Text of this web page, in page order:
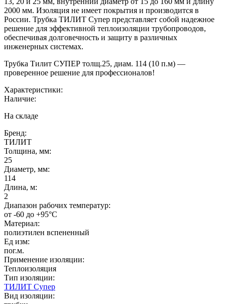
2000 мм. Изоляция не имеет покрытия и производится в
России. Трубка ТИЛИТ Супер представляет собой надежное
решение для эффективной теплоизоляции трубопроводов,
обеспечивая долговечность и защиту в различных
инженерных системах.
Трубка Тилит СУПЕР толщ.25, диам. 114 (10 п.м) —
проверенное решение для профессионалов!
Характеристики:
Наличие:
На складе
Бренд:
ТИЛИТ
Толщина, мм:
25
Диаметр, мм:
114
Длина, м:
2
Диапазон рабочих температур:
от -60 до +95°C
Материал:
полиэтилен вспененный
Ед изм:
пог.м.
Применение изоляции:
Теплоизоляция
Тип изоляции:
ТИЛИТ Супер
Вид изоляции: